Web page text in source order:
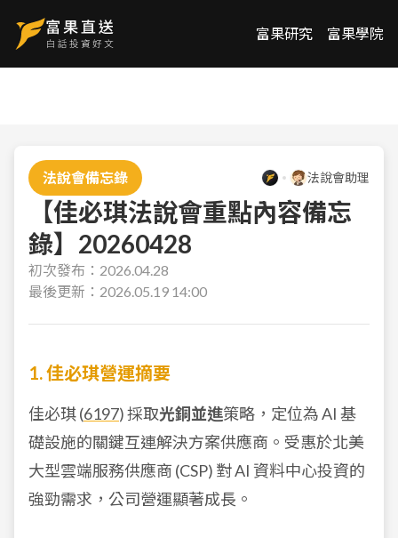
富果研究 富果學院
法說會備忘錄 法說會助理
【佳必琪法說會重點內容備忘
錄】20260428
初次發布： 2026.04.28
最後更新： 2026.05.19 14:00
1. 佳必琪營運摘要
佳必琪 (6197) 採取光銅並進策略，定位為 AI 基
礎設施的關鍵互連解決方案供應商。受惠於北美
大型雲端服務供應商 (CSP) 對 AI 資料中心投資的
強勁需求，公司營運顯著成長。